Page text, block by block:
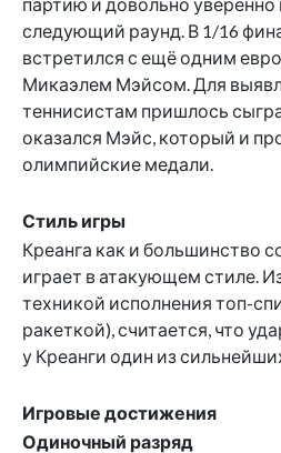
следующий раунд. В 1/16
встретился с ещё одним
Микаэлем Мэйсом. Для
теннисистам пришлось
оказался Мэйс, который и
олимпийские медали.
Стиль игры
Креанга как и большинство
играет в атакующем стиле.
техникой исполнения топ-
ракеткой), считается, что
у Креанги один из
Игровые достижения
Одиночный разряд